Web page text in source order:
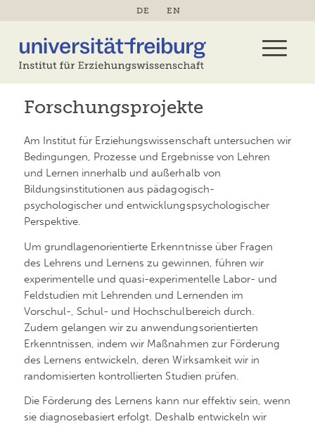
DE EN
Forschungsprojekte
Am Institut für Erziehungswissenschaft untersuchen wir
Bedingungen, Prozesse und Ergebnisse von Lehren
und Lernen innerhalb und außerhalb von
Bildungsinstitutionen aus pädagogisch-
psychologischer und entwicklungspsychologischer
Perspektive.
Um grundlagenorientierte Erkenntnisse über Fragen
des Lehrens und Lernens zu gewinnen, führen wir
experimentelle und quasi-experimentelle Labor- und
Feldstudien mit Lehrenden und Lernenden im
Vorschul-, Schul- und Hochschulbereich durch.
Zudem gelangen wir zu anwendungsorientierten
Erkenntnissen, indem wir Maßnahmen zur Förderung
des Lernens entwickeln, deren Wirksamkeit wir in
randomisierten kontrollierten Studien prüfen.
Die Förderung des Lernens kann nur effektiv sein, wenn
sie diagnosebasiert erfolgt. Deshalb entwickeln wir